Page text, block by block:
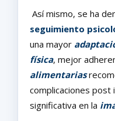
Así mismo, se ha
seguimiento
una mayor
física, mejor
alimentarias
complicaciones post
significativa en la